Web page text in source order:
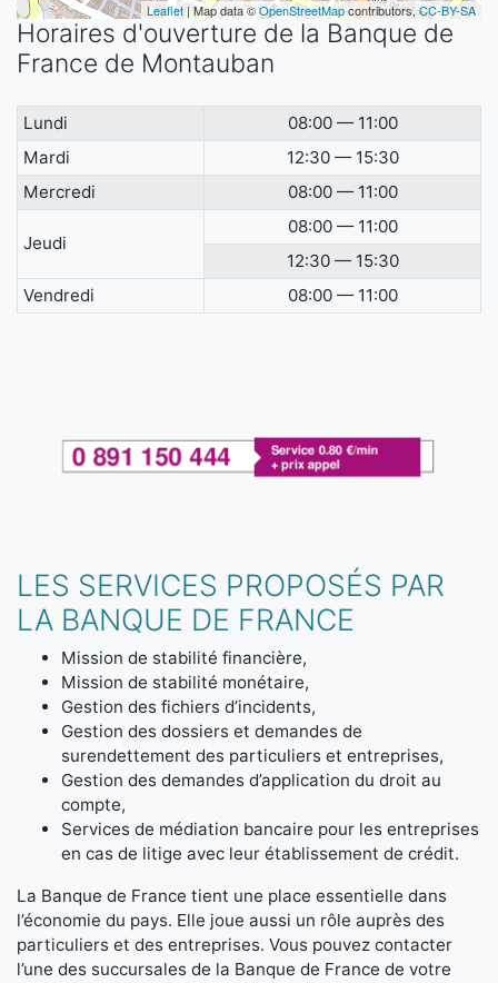
Leaflet | Map data ©OpenStreetMapcontributors,CC-BY-SA
Horaires d'ouverture de la Banque de
France de Montauban
Lundi
08:00 — 11:00
Mardi
12:30 — 15:30
Mercredi
08:00 — 11:00
Jeudi
08:00 — 11:00
12:30 — 15:30
Vendredi
08:00 — 11:00
LES SERVICES PROPOSÉS PAR
LA BANQUE DE FRANCE
Mission de stabilité financière,
Mission de stabilité monétaire,
Gestion des fichiers d’incidents,
Gestion des dossiers et demandes de
surendettement des particuliers et entreprises,
Gestion des demandes d’application du droit au
compte,
Services de médiation bancaire pour les entreprises
en cas de litige avec leur établissement de crédit.
La Banque de France tient une place essentielle dans
l’économie du pays. Elle joue aussi un rôle auprès des
particuliers et des entreprises. Vous pouvez contacter
l’une des succursales de la Banque de France de votre